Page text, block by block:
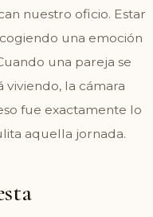
nuestro oficio. Estar
una emoción
una pareja se
la cámara
fue exactamente lo
aquella jornada.